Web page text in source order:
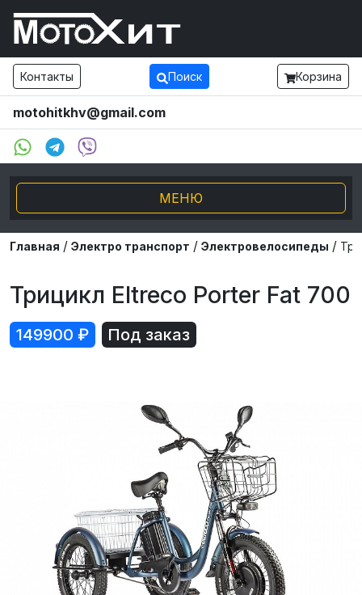
Контакты Поиск Корзина
motohitkhv@gmail.com
МЕНЮ
Электро транспорт
Мотоциклы и мопеды
Внедорожники ATV UTV
Садовая техника, электро и бензоинструмент
Велосипеды
Прицепы для водной и мототехники
Запчасти и аксессуары
Главная / Электро транспорт / Электровелосипеды /
Трицикл Eltreco Porter Fat 700
149900 ₽ Под заказ